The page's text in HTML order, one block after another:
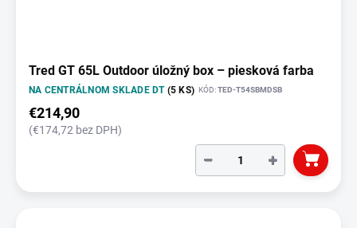
Tred GT 65L Outdoor úložný box – piesková farba
NA CENTRÁLNOM SKLADE DT (5 KS) KÓD:TED-T54SBMDSB
€214,90
(€174,72 bez DPH)
+
−